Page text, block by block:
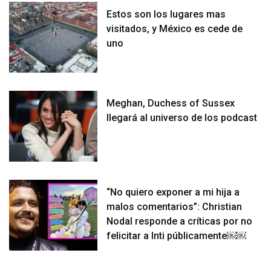
Estos son los lugares mas
visitados, y México es cede de
uno
Meghan, Duchess of Sussex
llegará al universo de los podcast
“No quiero exponer a mi hija a
malos comentarios”: Christian
Nodal responde a críticas por no
felicitar a Inti públicamente￼￼